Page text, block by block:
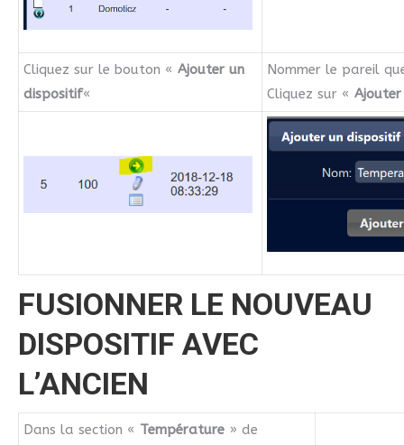
Cliquez sur le bouton « Ajouter un
dispositif«
Nommer le pareil
Cliquez sur «
FUSIONNER LE NOUVEAU
DISPOSITIF AVEC
L’ANCIEN
Dans la section « Température » de